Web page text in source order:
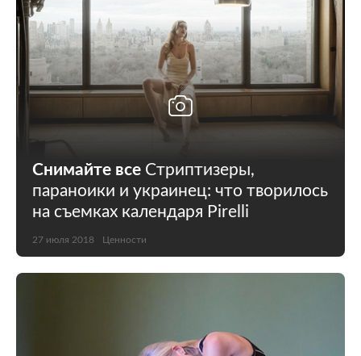
Снимайте все Стриптизеры,
параноики и украинец: что творилось
на съемках календаря Pirelli
27 июля 2018 Ценности